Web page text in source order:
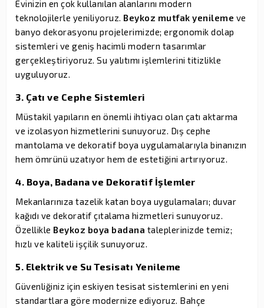
Evinizin en çok kullanılan alanlarını modern
teknolojilerle yeniliyoruz. Beykoz mutfak yenileme ve
banyo dekorasyonu projelerimizde; ergonomik dolap
sistemleri ve geniş hacimli modern tasarımlar
gerçekleştiriyoruz. Su yalıtımı işlemlerini titizlikle
uyguluyoruz.
3. Çatı ve Cephe Sistemleri
Müstakil yapıların en önemli ihtiyacı olan çatı aktarma
ve izolasyon hizmetlerini sunuyoruz. Dış cephe
mantolama ve dekoratif boya uygulamalarıyla binanızın
hem ömrünü uzatıyor hem de estetiğini artırıyoruz.
4. Boya, Badana ve Dekoratif İşlemler
Mekanlarınıza tazelik katan boya uygulamaları; duvar
kağıdı ve dekoratif çıtalama hizmetleri sunuyoruz.
Özellikle Beykoz boya badana taleplerinizde temiz;
hızlı ve kaliteli işçilik sunuyoruz.
5. Elektrik ve Su Tesisatı Yenileme
Güvenliğiniz için eskiyen tesisat sistemlerini en yeni
standartlara göre modernize ediyoruz. Bahçe